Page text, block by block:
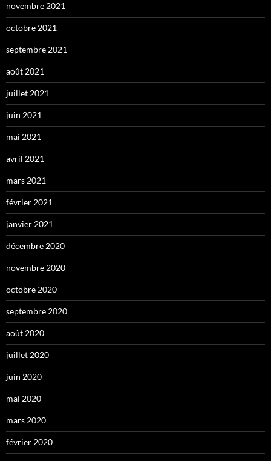
novembre 2021
octobre 2021
septembre 2021
août 2021
juillet 2021
juin 2021
mai 2021
avril 2021
mars 2021
février 2021
janvier 2021
décembre 2020
novembre 2020
octobre 2020
septembre 2020
août 2020
juillet 2020
juin 2020
mai 2020
mars 2020
février 2020